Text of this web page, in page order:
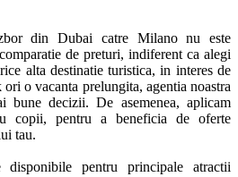
din Dubai catre Milano nu este
de preturi, indiferent ca alegi
alta destinatie turistica, in interes de
o vacanta prelungita, agentia noastra
decizii. De asemenea, aplicam
copii, pentru a beneficia de oferte
tau.
pentru principale atractii